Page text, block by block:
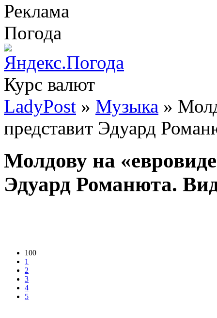
Реклама
Погода
Курс валют
LadyPost » Музыка »
представит Эдуард
Молдову на
Эдуард Романюта.
100
1
2
3
4
5